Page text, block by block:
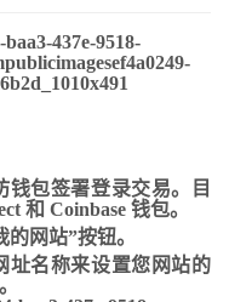
包签署登录交易。
目
和 Coinbase 钱包。
的网站”按钮。
址名称来设置您网站的
。